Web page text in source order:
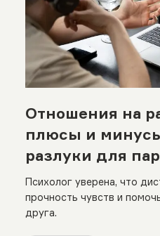
Отношения на
плюсы и
разлуки для пар
Психолог уверена, что
прочность чувств и
друга.